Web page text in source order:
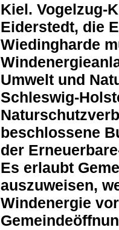
Kiel. Vogelzug-
Eiderstedt, die
Wiedingharde
Umwelt und
Schleswig-
beschlossene
der
Es erlaubt
auszuweisen,
Windenergie